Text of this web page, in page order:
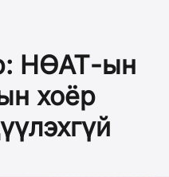
НӨАТ-ын
хоёр